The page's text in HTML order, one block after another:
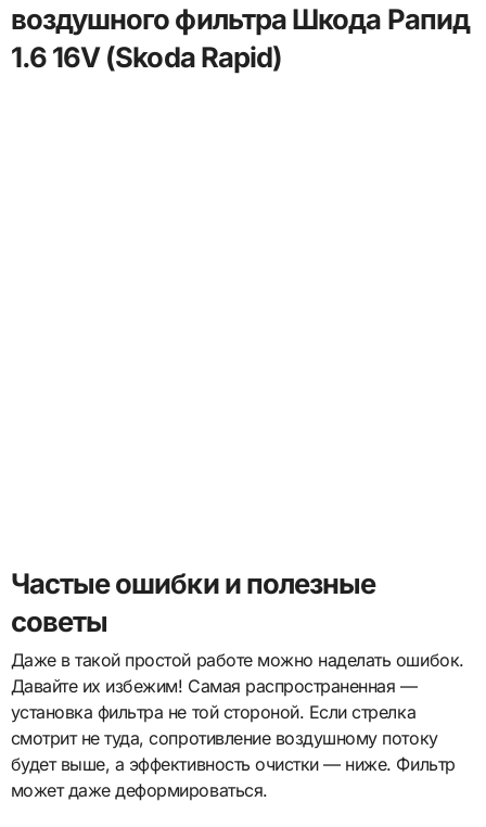
воздушного фильтра Шкода Рапид
1.6 16V (Skoda Rapid)
Частые ошибки и полезные
советы
Даже в такой простой работе можно наделать ошибок.
Давайте их избежим! Самая распространенная —
установка фильтра не той стороной. Если стрелка
смотрит не туда, сопротивление воздушному потоку
будет выше, а эффективность очистки — ниже. Фильтр
может даже деформироваться.